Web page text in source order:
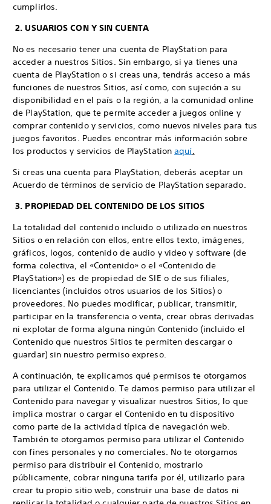
cumplirlos.
2. USUARIOS CON Y SIN CUENTA
No es necesario tener una cuenta de PlayStation para
acceder a nuestros Sitios. Sin embargo, si ya tienes una
cuenta de PlayStation o si creas una, tendrás acceso a más
funciones de nuestros Sitios, así como, con sujeción a su
disponibilidad en el país o la región, a la comunidad online
de PlayStation, que te permite acceder a juegos online y
comprar contenido y servicios, como nuevos niveles para tus
juegos favoritos. Puedes encontrar más información sobre
los productos y servicios de PlayStationaquí.
Si creas una cuenta para PlayStation, deberás aceptar un
Acuerdo de términos de servicio de PlayStation separado.
3. PROPIEDAD DEL CONTENIDO DE LOS SITIOS
La totalidad del contenido incluido o utilizado en nuestros
Sitios o en relación con ellos, entre ellos texto, imágenes,
gráficos, logos, contenido de audio y video y software (de
forma colectiva, el «Contenido» o el «Contenido de
PlayStation») es de propiedad de SIE o de sus filiales,
licenciantes (incluidos otros usuarios de los Sitios) o
proveedores. No puedes modificar, publicar, transmitir,
participar en la transferencia o venta, crear obras derivadas
ni explotar de forma alguna ningún Contenido (incluido el
Contenido que nuestros Sitios te permiten descargar o
guardar) sin nuestro permiso expreso.
A continuación, te explicamos qué permisos te otorgamos
para utilizar el Contenido. Te damos permiso para utilizar el
Contenido para navegar y visualizar nuestros Sitios, lo que
implica mostrar o cargar el Contenido en tu dispositivo
como parte de la actividad típica de navegación web.
También te otorgamos permiso para utilizar el Contenido
con fines personales y no comerciales. No te otorgamos
permiso para distribuir el Contenido, mostrarlo
públicamente, cobrar ninguna tarifa por él, utilizarlo para
crear tu propio sitio web, construir una base de datos ni